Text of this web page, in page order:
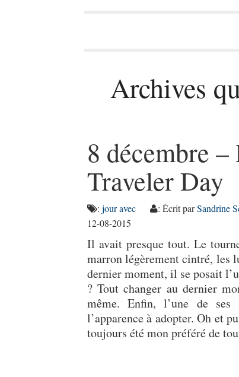
Archives
8 décembre
Traveler Day
: jour avec : Écrit parSandrine
12-08-2015
Il avait presque tout. Le
marron légèrement cintré, les
dernier moment, il se posait
? Tout changer au dernier
même. Enfin, l’une de
l’apparence à adopter. Oh et
toujours été mon préféré de